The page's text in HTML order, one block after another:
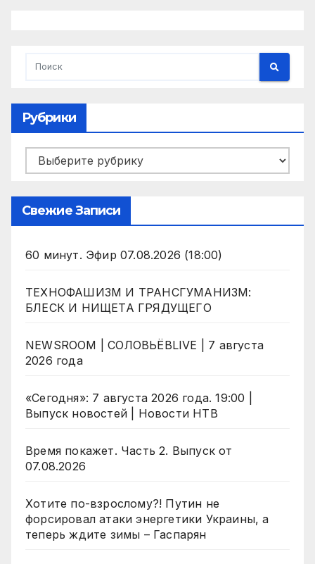
Рубрики
Рубрики
Свежие Записи
60 минут. Эфир 07.08.2026 (18:00)
ТЕХНОФАШИЗМ И ТРАНСГУМАНИЗМ:
БЛЕСК И НИЩЕТА ГРЯДУЩЕГО
NEWSROOM | СОЛОВЬЁВLIVE | 7 августа
2026 года
«Сегодня»: 7 августа 2026 года. 19:00 |
Выпуск новостей | Новости НТВ
Время покажет. Часть 2. Выпуск от
07.08.2026
Хотите по-взрослому?! Путин не
форсировал атаки энергетики Украины, а
теперь ждите зимы – Гаспарян